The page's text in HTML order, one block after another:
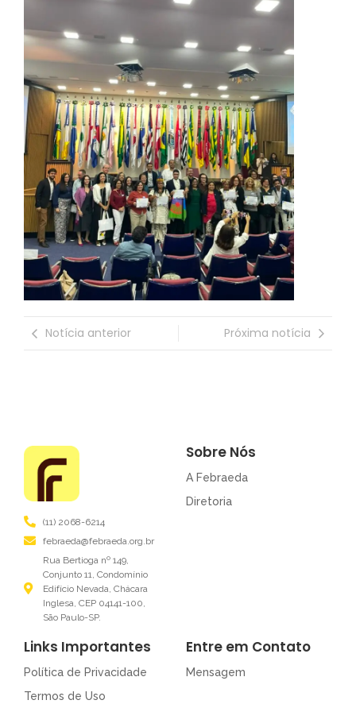
Notícia anterior Próxima notícia
(11) 2068-6214
febraeda@febraeda.org.br
Rua Bertioga nº 149,
Conjunto 11, Condomínio
Edifício Nevada, Chácara
Inglesa, CEP 04141-100,
São Paulo-SP.
Sobre Nós
A Febraeda
Diretoria
Links Importantes
Política de Privacidade
Termos de Uso
Entre em Contato
Mensagem